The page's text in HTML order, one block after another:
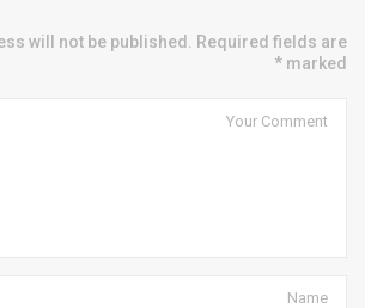
will not be published. Required fields are
marked *